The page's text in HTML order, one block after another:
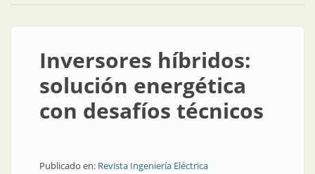
Inversores híbridos:
solución energética
con desafíos técnicos
Publicado en: Revista Ingeniería Eléctrica